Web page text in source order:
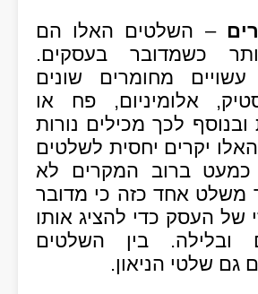
– השלטים האלו הם
כשמדובר בעסקים.
מחומרים שונים
אלומיניום, פח או
לכך מכילים נורות
יקרים יחסית לשלטים
ברוב המקרים לא
משלט אחד כזה כי מדובר
של העסק כדי להציג אותו
ובלילה. בין השלטים
גם שלטי הניאון.